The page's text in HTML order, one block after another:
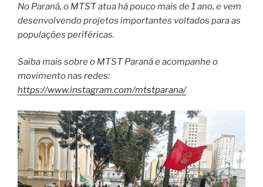
No Paraná, o MTST atua há pouco mais de 1 ano, e vem
desenvolvendo projetos importantes voltados para as
populações periféricas.
Saiba mais sobre o MTST Paraná e acompanhe o
movimento nas redes:
https://www.instagram.com/mtstparana/